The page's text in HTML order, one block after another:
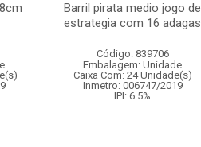
Barril pirata medio jogo de
estrategia com 16 adagas
Código: 839706
Embalagem: Unidade
Caixa Com: 24 Unidade(s)
Inmetro: 006747/2019
IPI: 6.5%